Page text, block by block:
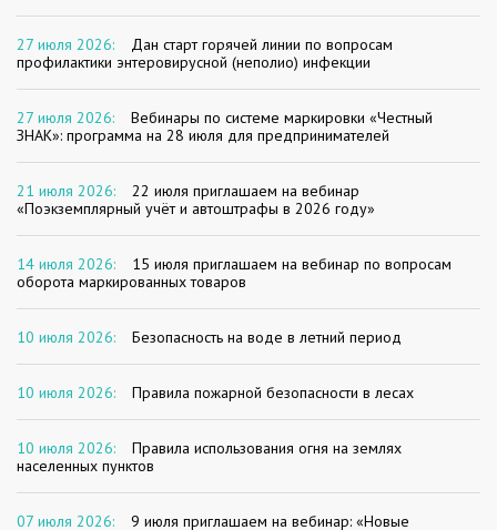
27 июля 2026:
Дан старт горячей линии по вопросам
профилактики энтеровирусной (неполио) инфекции
27 июля 2026:
Вебинары по системе маркировки «Честный
ЗНАК»: программа на 28 июля для предпринимателей
21 июля 2026:
22 июля приглашаем на вебинар
«Поэкземплярный учёт и автоштрафы в 2026 году»
14 июля 2026:
15 июля приглашаем на вебинар по вопросам
оборота маркированных товаров
10 июля 2026: Безопасность на воде в летний период
10 июля 2026: Правила пожарной безопасности в лесах
10 июля 2026:
Правила использования огня на землях
населенных пунктов
07 июля 2026:
9 июля приглашаем на вебинар: «Новые